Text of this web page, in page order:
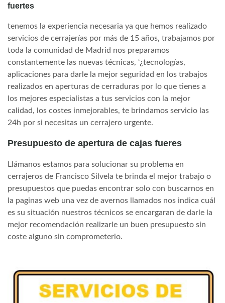
fuertes
tenemos la experiencia necesaria ya que hemos realizado
servicios de cerrajerías por más de 15 años, trabajamos por
toda la comunidad de Madrid nos preparamos
constantemente las nuevas técnicas, ‘¿tecnologías,
aplicaciones para darle la mejor seguridad en los trabajos
realizados en aperturas de cerraduras por lo que tienes a
los mejores especialistas a tus servicios con la mejor
calidad, los costes inmejorables, te brindamos servicio las
24h por si necesitas un cerrajero urgente.
Presupuesto de apertura de cajas fueres
Llámanos estamos para solucionar su problema en
cerrajeros de Francisco Silvela te brinda el mejor trabajo o
presupuestos que puedas encontrar solo con buscarnos en
la paginas web una vez de avernos llamados nos indica cuál
es su situación nuestros técnicos se encargaran de darle la
mejor recomendación realizarle un buen presupuesto sin
coste alguno sin comprometerlo.